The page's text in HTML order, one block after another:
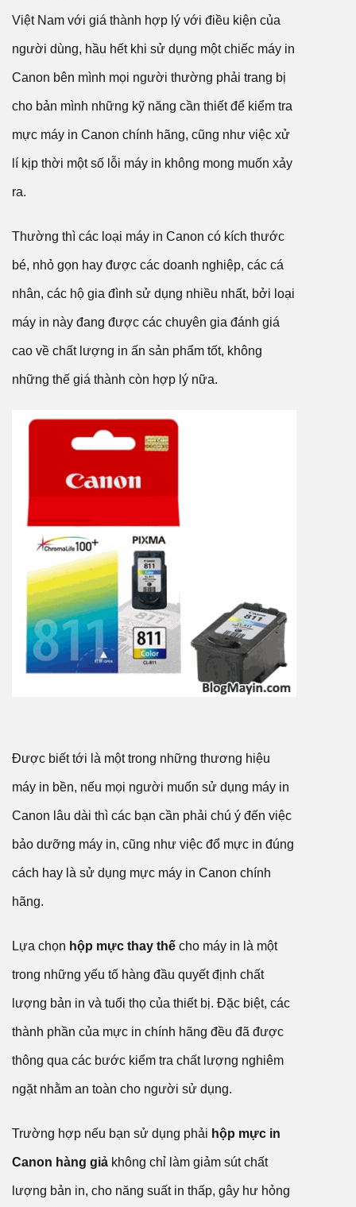
Việt Nam với giá thành hợp lý với điều kiện của
người dùng, hầu hết khi sử dụng một chiếc máy in
Canon bên mình mọi người thường phải trang bị
cho bản mình những kỹ năng cần thiết để kiểm tra
mực máy in Canon chính hãng, cũng như việc xử
lí kịp thời một số lỗi máy in không mong muốn xảy
ra.
Thường thì các loại máy in Canon có kích thước
bé, nhỏ gọn hay được các doanh nghiệp, các cá
nhân, các hộ gia đình sử dụng nhiều nhất, bởi loại
máy in này đang được các chuyên gia đánh giá
cao về chất lượng in ấn sản phẩm tốt, không
những thế giá thành còn hợp lý nữa.
Được biết tới là một trong những thương hiệu
máy in bền, nếu mọi người muốn sử dụng máy in
Canon lâu dài thì các bạn cần phải chú ý đến việc
bảo dưỡng máy in, cũng như việc đổ mực in đúng
cách hay là sử dụng mực máy in Canon chính
hãng.
Lựa chọn hộp mực thay thế cho máy in là một
trong những yếu tố hàng đầu quyết định chất
lượng bản in và tuổi thọ của thiết bị. Đặc biệt, các
thành phần của mực in chính hãng đều đã được
thông qua các bước kiểm tra chất lượng nghiêm
ngặt nhằm an toàn cho người sử dụng.
Trường hợp nếu bạn sử dụng phải hộp mực in
Canon hàng giả không chỉ làm giảm sút chất
lượng bản in, cho năng suất in thấp, gây hư hỏng